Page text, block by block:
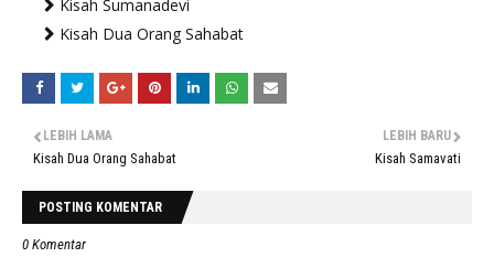
Kisah Sumanadevi
Kisah Dua Orang Sahabat
LEBIH BARU
Kisah Samavati
LEBIH LAMA
Kisah Dua Orang Sahabat
POSTING KOMENTAR
0 Komentar